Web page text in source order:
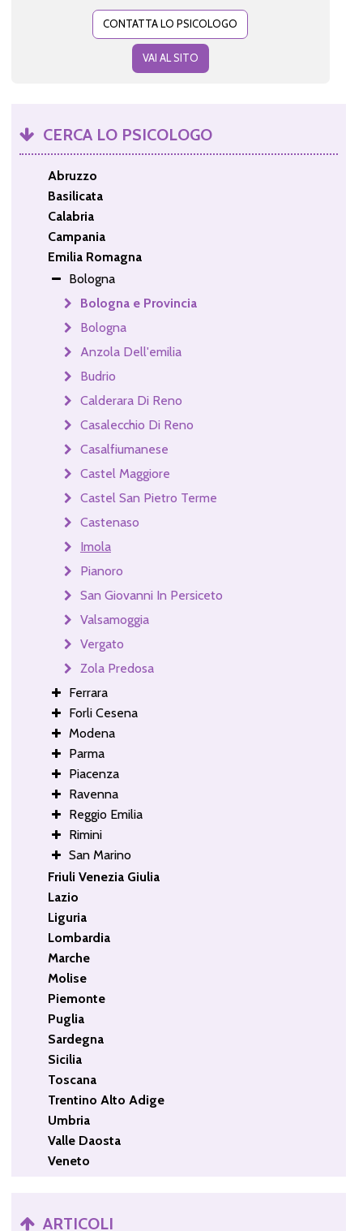
CONTATTA LO PSICOLOGO
VAI AL SITO
CERCA LO PSICOLOGO
Abruzzo
Basilicata
Calabria
Campania
Emilia Romagna
Bologna
Bologna e Provincia
Bologna
Anzola Dell'emilia
Budrio
Calderara Di Reno
Casalecchio Di Reno
Casalfiumanese
Castel Maggiore
Castel San Pietro Terme
Castenaso
Imola
Pianoro
San Giovanni In Persiceto
Valsamoggia
Vergato
Zola Predosa
Ferrara
Forli Cesena
Modena
Parma
Piacenza
Ravenna
Reggio Emilia
Rimini
San Marino
Friuli Venezia Giulia
Lazio
Liguria
Lombardia
Marche
Molise
Piemonte
Puglia
Sardegna
Sicilia
Toscana
Trentino Alto Adige
Umbria
Valle Daosta
Veneto
ARTICOLI